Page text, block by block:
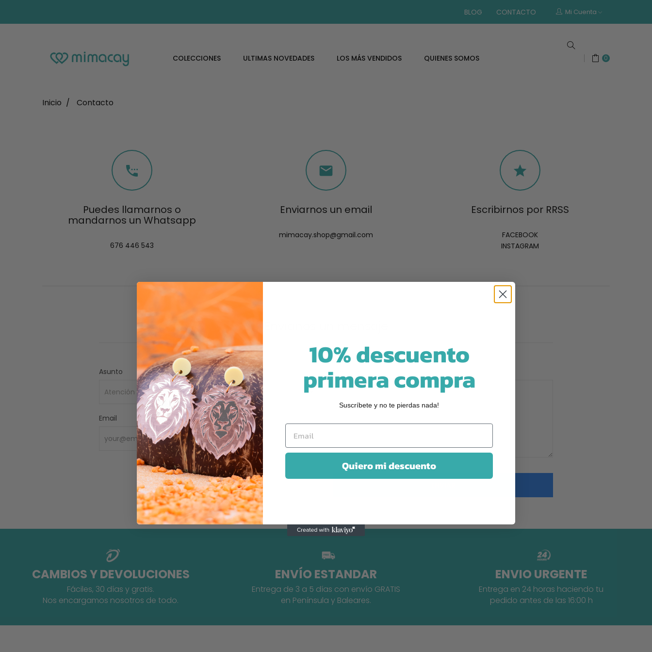
BLOG CONTACTO Mi Cuenta
COLECCIONES ULTIMAS NOVEDADES LOS MÁS VENDIDOS QUIENES SOMOS 0
Inicio Contacto

Puedes llamarnos o
mandarnos un Whatsapp
676 446 543

Enviarnos un email
mimacay.shop@gmail.com

Escribirnos por RRSS
FACEBOOK
INSTAGRAM
Asunto
Email
CAMBIOS Y DEVOLUCIONES
Fáciles, 30 días y gratis.
Nos encargamos nosotros de todo.
ENVÍO ESTANDAR
Entrega de 3 a 5 días con envío GRATIS
en Península y Baleares.
ENVIO URGENTE
Entrega en 24 horas haciendo tu
pedido antes de las 16:00 h
10% descuento
primera compra
Suscríbete y no te pierdas nada!
Email
Quiero mi descuento